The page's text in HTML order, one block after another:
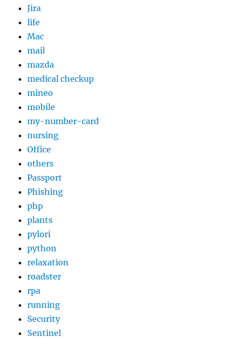
Jira
life
Mac
mail
mazda
medical checkup
mineo
mobile
my-number-card
nursing
Office
others
Passport
Phishing
php
plants
pylori
python
relaxation
roadster
rpa
running
Security
Sentinel